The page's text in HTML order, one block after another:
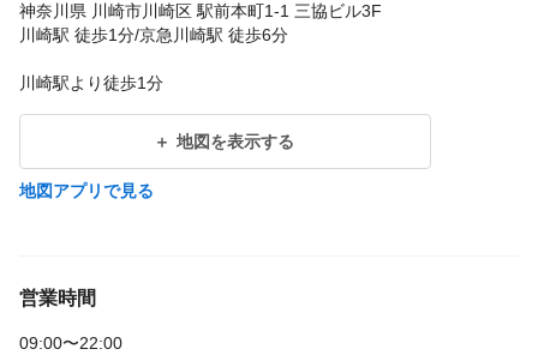
神奈川県 川崎市川崎区 駅前本町1-1 三協ビル3F
川崎駅 徒歩1分/京急川崎駅 徒歩6分
川崎駅より徒歩1分
地図を表示する
地図アプリで見る
営業時間
09:00〜22:00